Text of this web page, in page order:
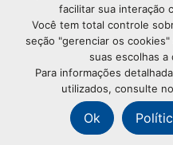
© CopyrightAssociação
direitos reservados
76.583.004/0001-01
facilitar sua interação
Você tem total controle
seção "gerenciar os
suas escolhas a
Para informações
utilizados, consulte
Ok